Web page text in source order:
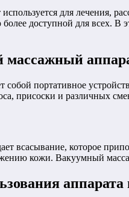
для лечения,
доступной для всех. В
массажный
собой портативное
присоски и различных
всасывание, которое
кожи. Вакуумный
аппарата